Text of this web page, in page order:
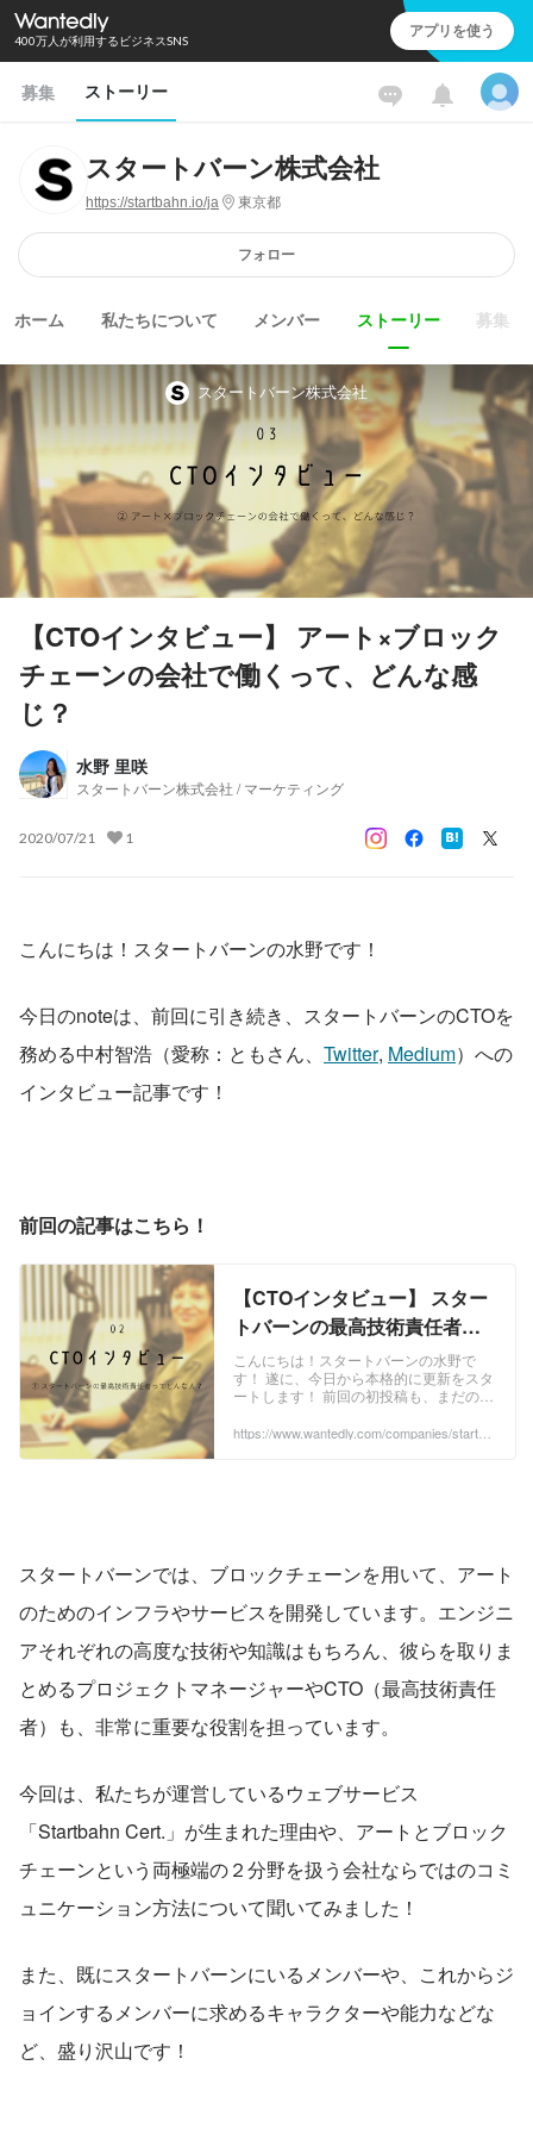
400万人が利用するビジネスSNS アプリを使う
募集 ストーリー
スタートバーン株式会社
https://startbahn.io/ja 東京都
フォロー
ホーム 私たちについて メンバー ストーリー 募集
スタートバーン株式会社
【CTOインタビュー】 アート×ブロック
チェーンの会社で働くって、どんな感
じ？
水野 里咲
スタートバーン株式会社 / マーケティング
2020/07/21 1
こんにちは！スタートバーンの水野です！
今日のnoteは、前回に引き続き、スタートバーンのCTOを
務める中村智浩（愛称：ともさん、 Twitter, Medium）への
インタビュー記事です！
前回の記事はこちら！
【CTOインタビュー】 スター
トバーンの最高技術責任者っ
てどんな人？ | スタートバーン
株式会社
こんにちは！スタートバーンの水野で
す！ 遂に、今日から本格的に更新をスタ
ートします！ 前回の初投稿も、まだの方
す！！ さて！本格投稿の第一弾では、メ
https://www.wantedly.com/companies/startba
スタートバーンでは、ブロックチェーンを用いて、アート
のためのインフラやサービスを開発しています。エンジニ
アそれぞれの高度な技術や知識はもちろん、彼らを取りま
とめるプロジェクトマネージャーやCTO（最高技術責任
者）も、非常に重要な役割を担っています。
今回は、私たちが運営しているウェブサービス
「Startbahn Cert.」が生まれた理由や、アートとブロック
チェーンという両極端の２分野を扱う会社ならではのコミ
ュニケーション方法について聞いてみました！
また、既にスタートバーンにいるメンバーや、これからジ
ョインするメンバーに求めるキャラクターや能力などな
ど、盛り沢山です！